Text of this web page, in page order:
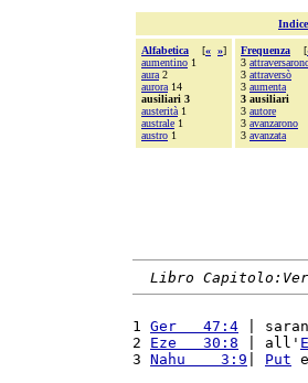
Indice
Alfabetica [« »]
aumentino 1
aura 2
aurora 14
ausiliari 3
austerità 1
australe 1
austro 1
Frequenza [
3
3 attraversò
3 aumenta
3 ausiliari
3 autore
3 avanzarono
3 avanzata
Libro
1 Ger   47:4 |
2 Eze   30:8 | all'
3 Nahu    3:9 Put